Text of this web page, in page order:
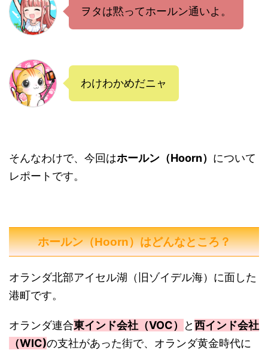
ヲタは黙ってホールン通いよ。
わけわかめだニャ
そんなわけで、今回はホールン（Hoorn） について
レポートです。
ホールン（Hoorn）はどんなところ？
オランダ北部アイセル湖（旧ゾイデル海）に面した
港町です。
オランダ連合東インド会社（VOC） と西インド会社
（WIC)の支社があった街で、オランダ黄金時代に